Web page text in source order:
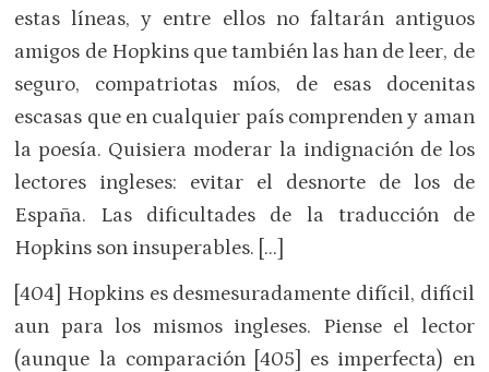
estas líneas, y entre ellos no faltarán antiguos
amigos de Hopkins que también las han de leer, de
seguro, compatriotas míos, de esas docenitas
escasas que en cualquier país comprenden y aman
la poesía. Quisiera moderar la indignación de los
lectores ingleses: evitar el desnorte de los de
España. Las dificultades de la traducción de
Hopkins son insuperables. […]
[404] Hopkins es desmesuradamente difícil, difícil
aun para los mismos ingleses. Piense el lector
(aunque la comparación [405] es imperfecta) en